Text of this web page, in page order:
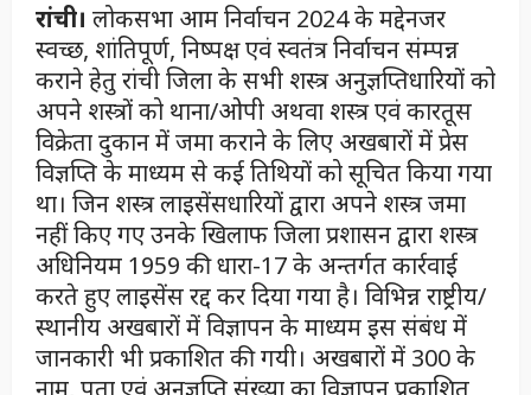
रांची। लोकसभा आम निर्वाचन 2024 के मद्देनजर
स्वच्छ, शांतिपूर्ण, निष्पक्ष एवं स्वतंत्र निर्वाचन संम्पन्न
कराने हेतु रांची जिला के सभी शस्त्र अनुज्ञप्तिधारियों को
अपने शस्त्रों को थाना/ओपी अथवा शस्त्र एवं कारतूस
विक्रेता दुकान में जमा कराने के लिए अखबारों में प्रेस
विज्ञप्ति के माध्यम से कई तिथियों को सूचित किया गया
था। जिन शस्त्र लाइसेंसधारियों द्वारा अपने शस्त्र जमा
नहीं किए गए उनके खिलाफ जिला प्रशासन द्वारा शस्त्र
अधिनियम 1959 की धारा-17 के अन्तर्गत कार्रवाई
करते हुए लाइसेंस रद्द कर दिया गया है। विभिन्न राष्ट्रीय/
स्थानीय अखबारों में विज्ञापन के माध्यम इस संबंध में
जानकारी भी प्रकाशित की गयी। अखबारों में 300 के
नाम, पता एवं अनुज्ञप्ति संख्या का विज्ञापन प्रकाशित